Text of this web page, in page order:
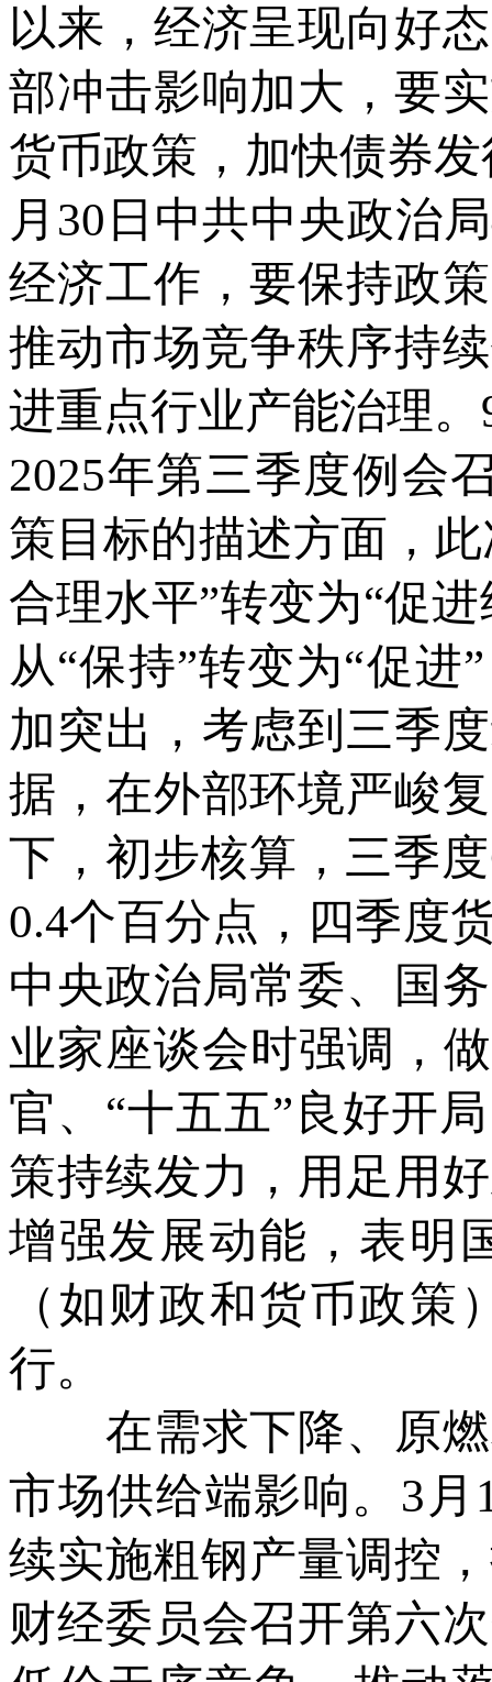
以来，经济呈现向好
部冲击影响加大，要
货币政策，加快债券
月30日中共中央政治
经济工作，要保持政
推动市场竞争秩序持
进重点行业产能治理
2025年第三季度例会
策目标的描述方面，
合理水平”转变为“促
从“保持”转变为“促
加突出，考虑到三季
据，在外部环境严峻
下，初步核算，三季
0.4个百分点，四季度
中央政治局常委、国
业家座谈会时强调，
官、“十五五”良好开
策持续发力，用足用
增强发展动能，表明
（如财政和货币政
行。
在需求下降、原燃
市场供给端影响。3月
续实施粗钢产量调控
财经委员会召开第六